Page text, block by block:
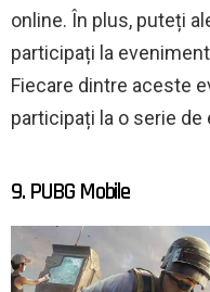
online. În plus, puteți
participați la
Fiecare dintre aceste
participați la o serie
9. PUBG Mobile